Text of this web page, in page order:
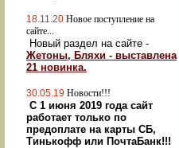
18.11.20 Новое поступление на
сайте...
Новый раздел на сайте -
Жетоны, Бляхи - выставлена
21 новинка.
30.05.19 Новости!!!
С 1 июня 2019 года сайт
работает только по
предоплате на карты СБ,
Тинькофф или ПочтаБанк!!!